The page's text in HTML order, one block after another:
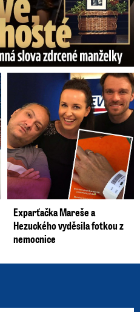
Exparťačka Mareše a
Hezuckého vyděsila fotkou z
nemocnice